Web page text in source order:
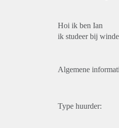
Hoi ik ben Ian
ik studeer bij
Algemene
Type huurder: